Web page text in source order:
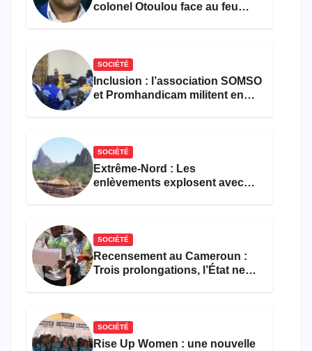
colonel Otoulou face au feu
SOCIÉTÉ
Inclusion : l’association SOMSO
et Promhandicam militent en
SOCIÉTÉ
Extrême-Nord : Les
enlèvements explosent avec
SOCIÉTÉ
Recensement au Cameroun :
Trois prolongations, l’État ne
SOCIÉTÉ
Rise Up Women : une nouvelle